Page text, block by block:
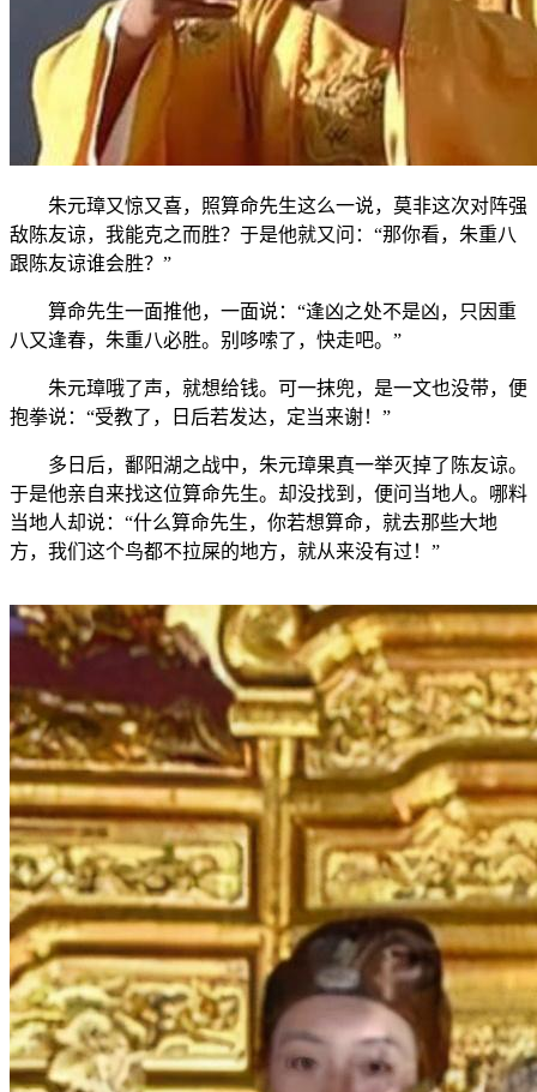
朱元璋又惊又喜，照算命先生这么一说，莫非这次对阵强
敌陈友谅，我能克之而胜？于是他就又问：“那你看，朱重八
跟陈友谅谁会胜？”
算命先生一面推他，一面说：“逢凶之处不是凶，只因重
八又逢春，朱重八必胜。别哆嗦了，快走吧。”
朱元璋哦了声，就想给钱。可一抹兜，是一文也没带，便
抱拳说：“受教了，日后若发达，定当来谢！”
多日后，鄱阳湖之战中，朱元璋果真一举灭掉了陈友谅。
于是他亲自来找这位算命先生。却没找到，便问当地人。哪料
当地人却说：“什么算命先生，你若想算命，就去那些大地
方，我们这个鸟都不拉屎的地方，就从来没有过！”